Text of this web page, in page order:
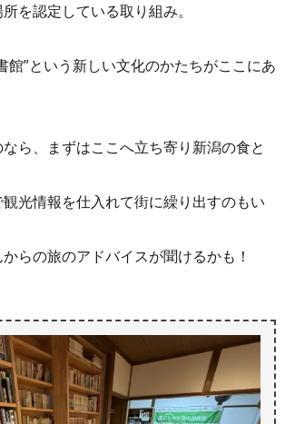
を認定している取り組み。
館”という新しい文化のかたちがここにあ
ら、まずはここへ立ち寄り新潟の食と
光情報を仕入れて街に繰り出すのもい
らの旅のアドバイスが聞けるかも！